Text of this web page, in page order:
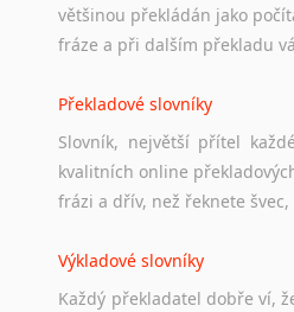
Soubor odkazů užitečných
a zázemí, australské
Práce v Austrálii
Odkazy poskytující cenné
hledat práci na internetu
Hledáte-li
práci
většinou překládán jako
fráze a při dalším překladu
Překladové slovníky
Slovník, největší přítel
kvalitních online
frázi a dřív, než řeknete
Výkladové slovníky
Každý překladatel dobře ví,